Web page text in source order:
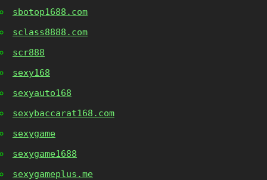
sbotop1688.com
sclass8888.com
scr888
sexy168
sexyauto168
sexybaccarat168.com
sexygame
sexygame1688
sexygameplus.me